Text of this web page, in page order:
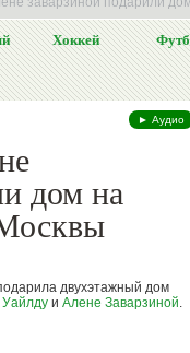
Хоккей
► Аудио
дом на
двухэтажный дом
Уайлду и Алене Заварзиной.